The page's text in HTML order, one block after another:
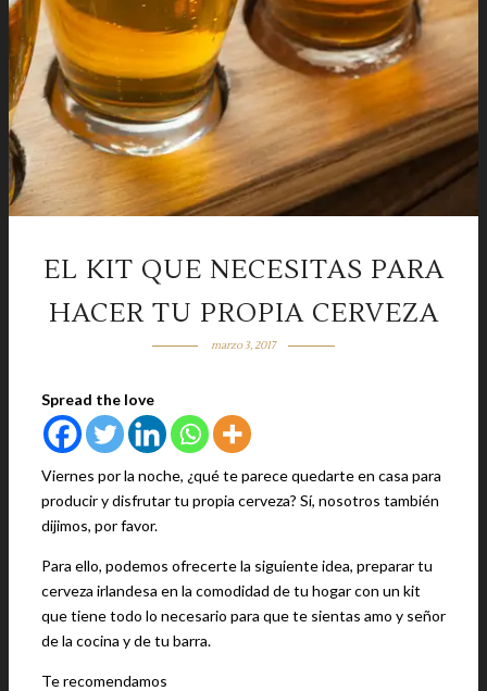
EL KIT QUE NECESITAS PARA
HACER TU PROPIA CERVEZA
marzo 3, 2017
Spread the love
Viernes por la noche, ¿qué te parece quedarte en casa para
producir y disfrutar tu propia cerveza? Sí, nosotros también
dijimos, por favor.
Para ello, podemos ofrecerte la siguiente idea, preparar tu
cerveza irlandesa en la comodidad de tu hogar con un kit
que tiene todo lo necesario para que te sientas amo y señor
de la cocina y de tu barra.
Te recomendamos